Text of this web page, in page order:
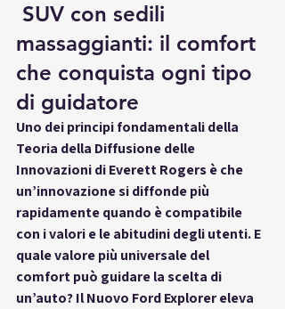
SUV con sedili
massaggianti: il comfort
che conquista ogni tipo
di guidatore
Uno dei principi fondamentali della
Teoria della Diffusione delle
Innovazioni di Everett Rogers è che
un’innovazione si diffonde più
rapidamente quando è compatibile
con i valori e le abitudini degli utenti. E
quale valore più universale del
comfort può guidare la scelta di
un’auto? Il Nuovo Ford Explorer eleva